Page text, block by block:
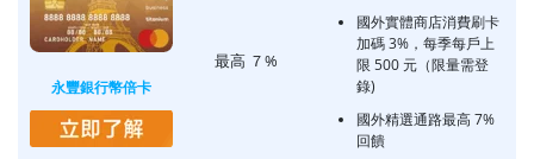
永豐銀行幣倍卡
最高 ７%
國外實體商店消費刷卡
加碼 3%，每季每戶上
限 500 元（限量需登
錄)
國外精選通路最高 7%
回饋